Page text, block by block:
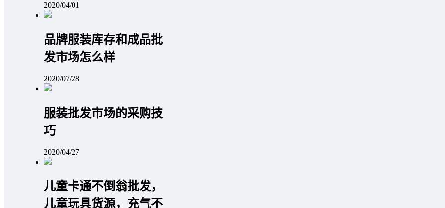
2020/04/01
品牌服装库存和成品批
发市场怎么样
2020/07/28
服装批发市场的采购技
巧
2020/04/27
儿童卡通不倒翁批发，
儿童玩具货源，充气不